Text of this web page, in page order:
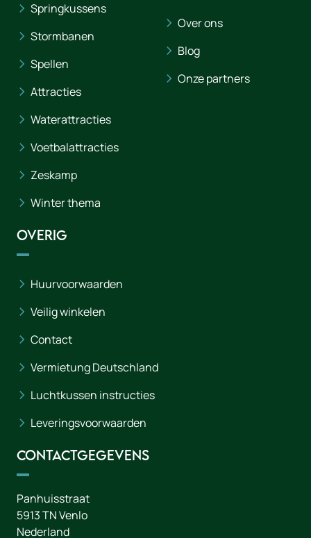
Springkussens
Stormbanen
Spellen
Attracties
Waterattracties
Voetbalattracties
Zeskamp
Winter thema
Over ons
Blog
Onze partners
Overig
Huurvoorwaarden
Veilig winkelen
Contact
Vermietung Deutschland
Luchtkussen instructies
Leveringsvoorwaarden
Contactgegevens
Panhuisstraat
5913 TNVenlo
Nederland